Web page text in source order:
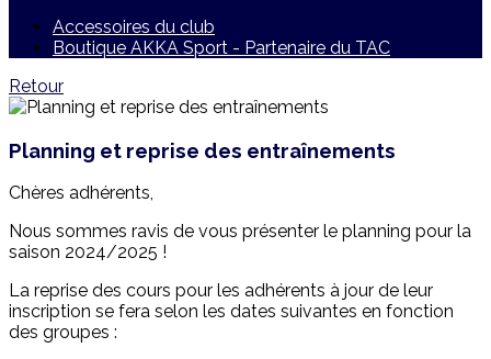
Accessoires du club
Boutique AKKA Sport - Partenaire du TAC
Retour
Planning et reprise des entraînements
Chères adhérents,
Nous sommes ravis de vous présenter le planning pour la
saison 2024/2025 !
La reprise des cours pour les adhérents à jour de leur
inscription se fera selon les dates suivantes en fonction
des groupes :